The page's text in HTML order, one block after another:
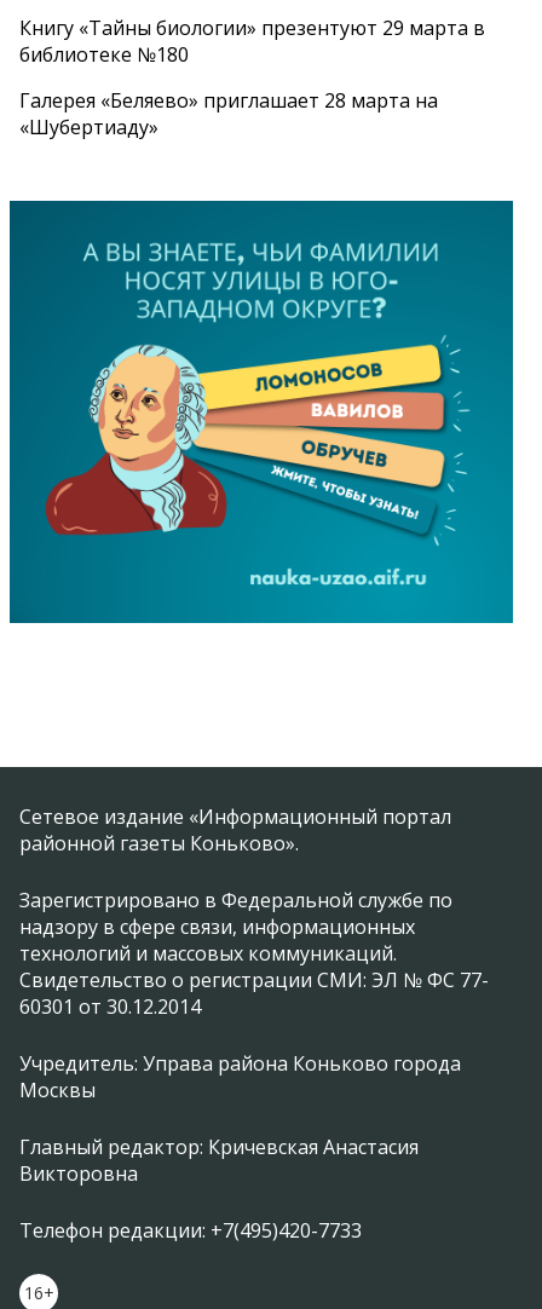
Книгу «Тайны биологии» презентуют 29 марта в
библиотеке №180
Галерея «Беляево» приглашает 28 марта на
«Шубертиаду»
Сетевое издание «Информационный портал
районной газеты Коньково».
Зарегистрировано в Федеральной службе по
надзору в сфере связи, информационных
технологий и массовых коммуникаций.
Свидетельство о регистрации СМИ: ЭЛ № ФС 77-
60301 от 30.12.2014
Учредитель: Управа района Коньково города
Москвы
Главный редактор: Кричевская Анастасия
Викторовна
Телефон редакции: +7(495)420-7733
16+